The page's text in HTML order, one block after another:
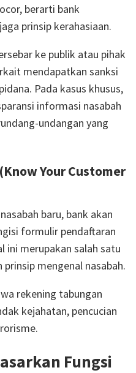
berarti bank
prinsip kerahasiaan.
ke publik atau pihak
mendapatkan sanksi
Pada kasus khusus,
informasi nasabah
undangan yang
Your Customer
baru, bank akan
formulir pendaftaran
merupakan salah satu
mengenal nasabah.
rekening tabungan
kejahatan, pencucian
Fungsi